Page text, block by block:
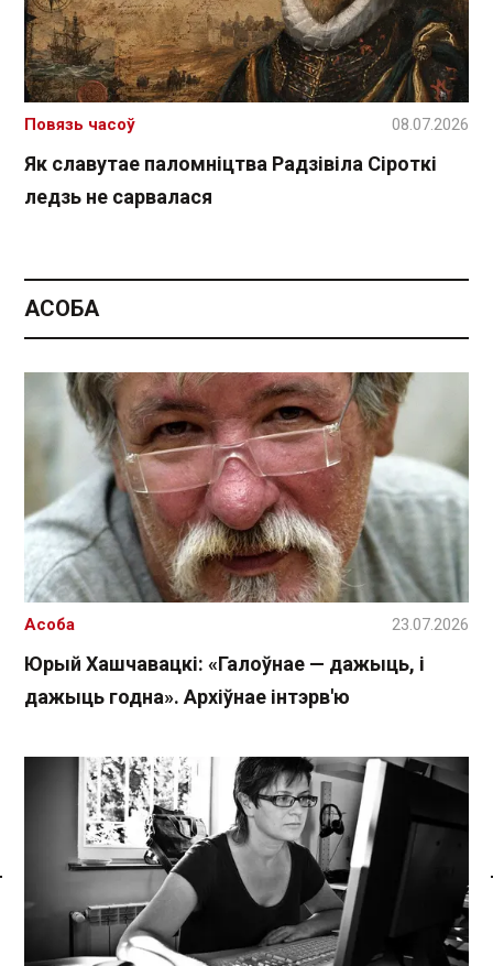
Спасылка без VPN
Як славутае паломніцтва Радзівіла Сіроткі
ледзь не сарвалася
Повязь часоў 08.07.2026
АСОБА
Юрый Хашчавацкі: «Галоўнае — дажыць, і
дажыць годна». Архіўнае інтэрв'ю
Асоба 23.07.2026